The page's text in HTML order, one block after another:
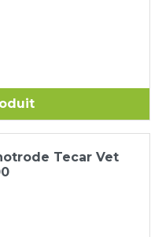
Tecar Vet